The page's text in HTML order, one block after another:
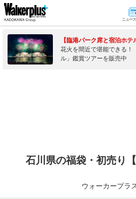
ニュー
【臨港パーク席と宿泊ホテ
花火を間近で堪能できる！
ル」鑑賞ツアーを販売中
石川県の福袋・初売り
ウォーカープラ